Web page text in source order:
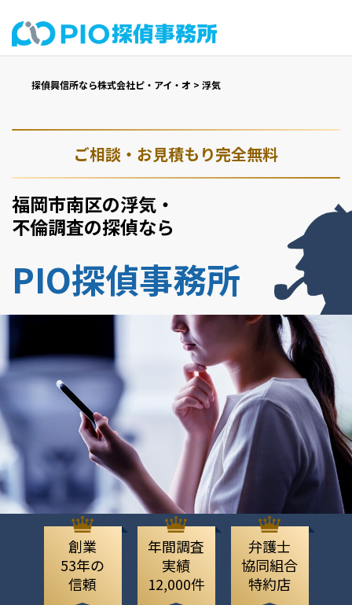
探偵興信所なら株式会社ピ・アイ・オ > 浮気
ご相談・お見積もり完全無料
福岡市南区の浮気・
不倫調査の探偵なら
PIO探偵事務所
創業
53年の
信頼
年間調査
実績
12,000件
弁護士
協同組合
特約店